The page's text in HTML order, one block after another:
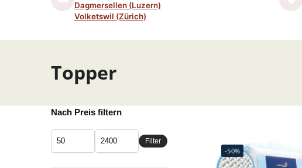
Dagmersellen (Luzern)
Volketswil (Zürich)
Topper
-50%
Nach Preis filtern
Filter